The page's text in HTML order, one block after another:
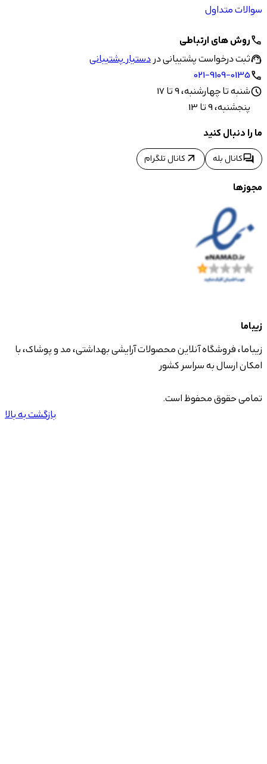
سوالات متداول
callروش های ارتباطی
support_agentثبت درخواست پشتیبانی دردستیار پشتیبانی
call
021-9109-0135
scheduleشنبه تا چهارشنبه، 9 تا 17
پنجشنبه، 9 تا 13
ما را دنبال کنید
forumکانال بله arrow_outward کانال تلگرام
مجوزها
زیباما
زیباما، فروشگاه آنلاین محصولات آرایشی بهداشتی، مد و پوشاک، با
امکان ارسال به سراسر کشور
تمامی حقوق محفوظ است.
بازگشت به بالا